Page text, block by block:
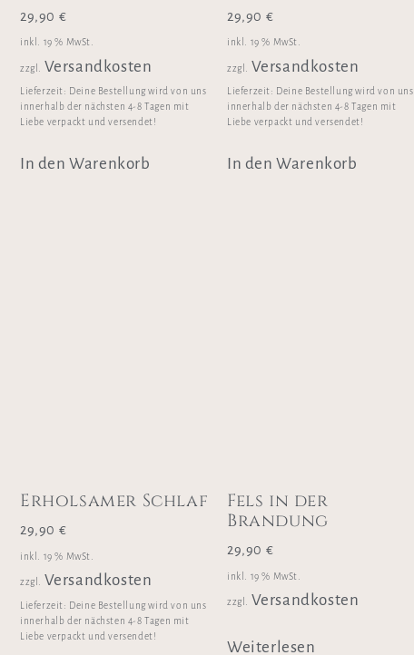
29,90 €
inkl. 19 % MwSt.
zzgl. Versandkosten
Lieferzeit: Deine Bestellung wird von uns
innerhalb der nächsten 4-8 Tagen mit
Liebe verpackt und versendet!
In den Warenkorb
29,90 €
inkl. 19 % MwSt.
zzgl. Versandkosten
Lieferzeit: Deine Bestellung wird von uns
innerhalb der nächsten 4-8 Tagen mit
Liebe verpackt und versendet!
In den Warenkorb
Erholsamer Schlaf
29,90 €
inkl. 19 % MwSt.
zzgl. Versandkosten
Lieferzeit: Deine Bestellung wird von uns
innerhalb der nächsten 4-8 Tagen mit
Liebe verpackt und versendet!
Fels in der
Brandung
29,90 €
inkl. 19 % MwSt.
zzgl. Versandkosten
Weiterlesen